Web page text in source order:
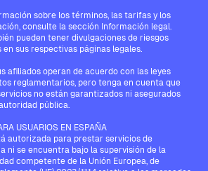
sobre los términos, las tarifas y los
consulte la sección Información legal.
pueden tener divulgaciones de riesgos
sus respectivas páginas legales.
afiliados operan de acuerdo con las leyes
reglamentarios, pero tenga en cuenta que
no están garantizados ni asegurados
pública.
USUARIOS EN ESPAÑA
autorizada para prestar servicios de
ni se encuentra bajo la supervisión de la
competente de la Unión Europea, de